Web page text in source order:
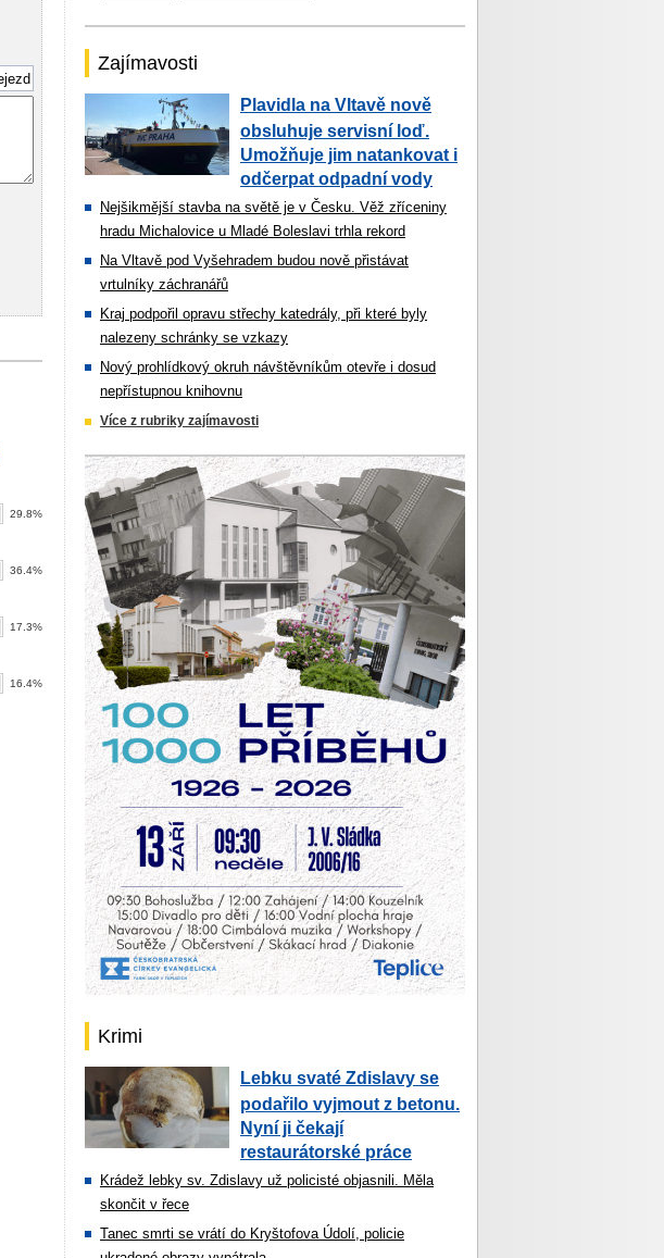
29.8%
36.4%
17.3%
16.4%
Zajímavosti
Plavidla na Vltavě nově
obsluhuje servisní loď.
Umožňuje jim natankovat i
odčerpat odpadní vody
Nejšikmější stavba na světě je v Česku. Věž zříceniny
hradu Michalovice u Mladé Boleslavi trhla rekord
Na Vltavě pod Vyšehradem budou nově přistávat
vrtulníky záchranářů
Kraj podpořil opravu střechy katedrály, při které byly
nalezeny schránky se vzkazy
Nový prohlídkový okruh návštěvníkům otevře i dosud
nepřístupnou knihovnu
Více z rubriky zajímavosti
Krimi
Lebku svaté Zdislavy se
podařilo vyjmout z betonu.
Nyní ji čekají
restaurátorské práce
Krádež lebky sv. Zdislavy už policisté objasnili. Měla
skončit v řece
Tanec smrti se vrátí do Kryštofova Údolí, policie